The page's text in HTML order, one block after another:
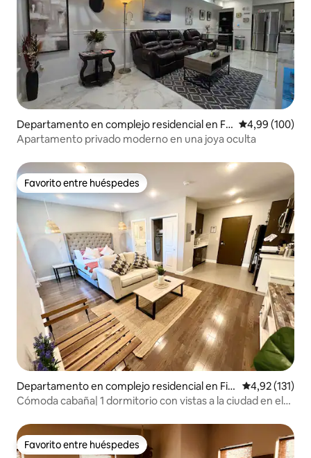
Departamento en complejo residencial en Fil
adelfia
Calificación
4,99 (100)
Apartamento privado moderno en una joya oculta
Favorito entre huéspedes
Favorito entre huéspedes
Departamento en complejo residencial en Fila
delfia
Calificación
4,92 (131)
Cómoda cabaña| 1 dormitorio con vistas a la ciudad en el
Favorito entre huéspedes
Favorito entre huéspedes